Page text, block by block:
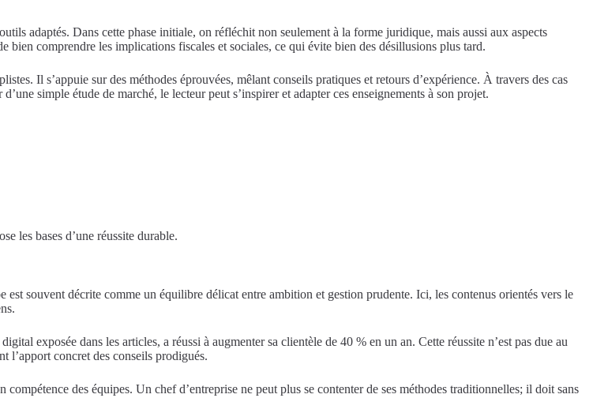
adaptés. Dans cette phase initiale, on réfléchit non seulement à la forme juridique, mais aussi aux aspects
bien comprendre les implications fiscales et sociales, ce qui évite bien des désillusions plus tard.
Il s’appuie sur des méthodes éprouvées, mêlant conseils pratiques et retours d’expérience. À travers des cas
simple étude de marché, le lecteur peut s’inspirer et adapter ces enseignements à son projet.
les bases d’une réussite durable.
souvent décrite comme un équilibre délicat entre ambition et gestion prudente. Ici, les contenus orientés vers le
exposée dans les articles, a réussi à augmenter sa clientèle de 40 % en un an. Cette réussite n’est pas due au
l’apport concret des conseils prodigués.
des équipes. Un chef d’entreprise ne peut plus se contenter de ses méthodes traditionnelles; il doit sans